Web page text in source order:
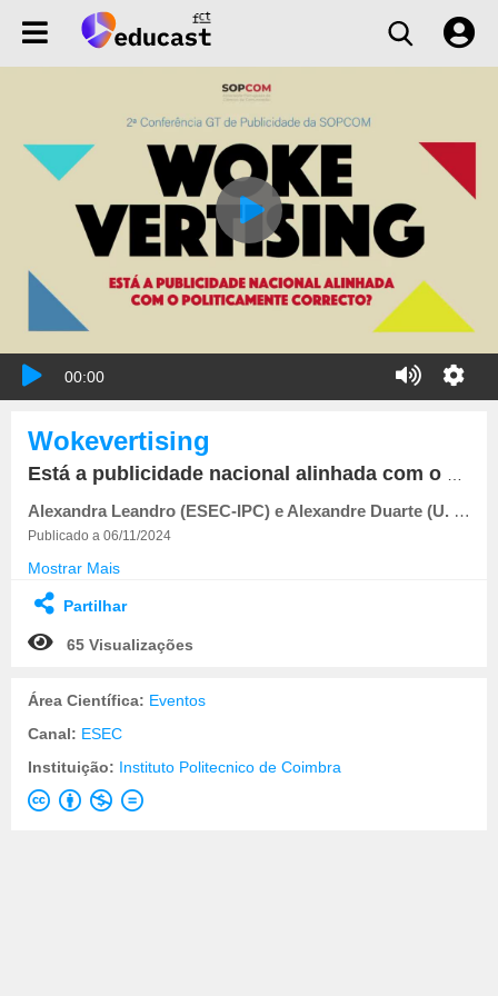
00:00
Wokevertising
Está a publicidade nacional alinhada com o politicamente correcto?
Alexandra Leandro (ESEC-IPC) e Alexandre Duarte (U. NOVA)
Publicado a 06/11/2024
Mostrar Mais
Partilhar
65 Visualizações
Área Científica: Eventos
Canal: ESEC
Instituição: Instituto Politecnico de Coimbra